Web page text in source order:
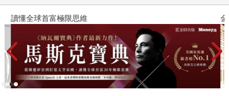
讀懂全球首富極限思維